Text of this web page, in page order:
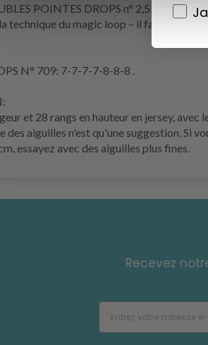
POINTES DROPS n° 2,5.
technique du magic loop – il faudra alors
N° 709: 7-7-7-7-8-8-8 .
et 28 rangs en hauteur en jersey, avec
des aiguilles n'est qu'une suggestion. Si
essayez avec des aiguilles plus fines.
Recevez